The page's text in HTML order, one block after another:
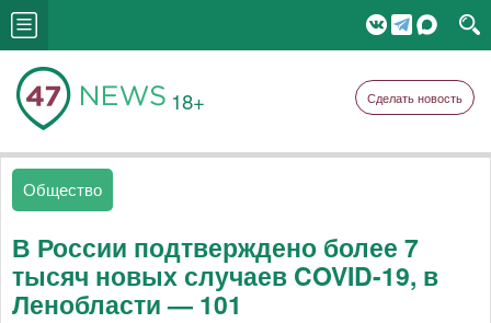
18+ Сделать новость
Общество
В России подтверждено более 7
тысяч новых случаев COVID-19, в
Ленобласти — 101